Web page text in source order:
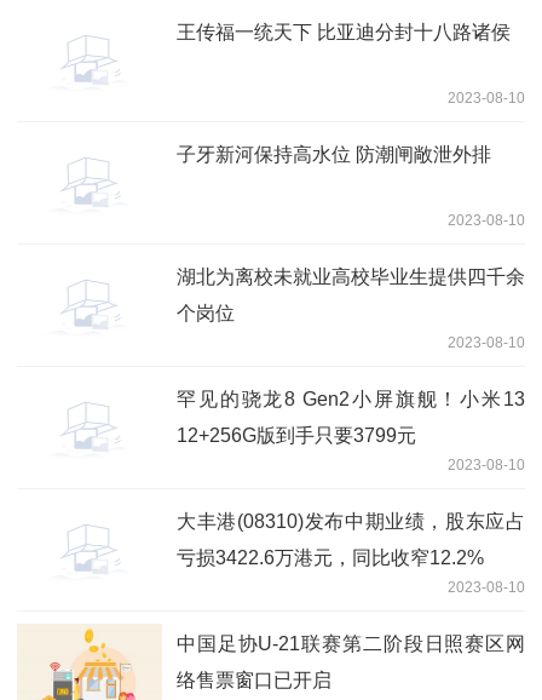
王传福一统天下 比亚迪分封十八路诸侯
2023-08-10
子牙新河保持高水位 防潮闸敞泄外排
2023-08-10
湖北为离校未就业高校毕业生提供四千余
个岗位
2023-08-10
罕见的骁龙8 Gen2小屏旗舰！小米13
12+256G版到手只要3799元
2023-08-10
大丰港(08310)发布中期业绩，股东应占
亏损3422.6万港元，同比收窄12.2%
2023-08-10
中国足协U-21联赛第二阶段日照赛区网
络售票窗口已开启